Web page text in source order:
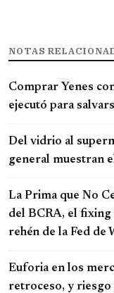
NOTAS
Comprar Yenes
ejecutó para
Del vidrio al
general muestran
La Prima que No
del BCRA, el
rehén de la Fed de
Euforia en los
retroceso, y